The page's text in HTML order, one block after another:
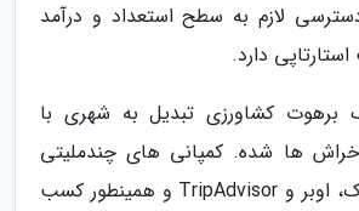
لازم به سطح استعداد و درآمد
دارد.
برهوت کشاورزی تبدیل به شهری با
خراش ها شده. کمپانی های چندملیتی
مانند گوگل، فیسبوک، اوبر و TripAdvisor و همینطور کسب